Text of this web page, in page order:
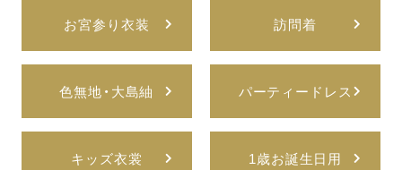
お宮参り衣装 訪問着
色無地・大島紬 パーティードレス
キッズ衣裳 1歳お誕生日用